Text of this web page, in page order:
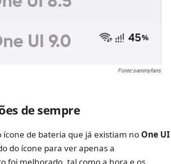
Fonte:sammyfans
de sempre
de bateria que já existiam no One UI
do ícone para ver apenas a
foi melhorado, tal como a hora e os